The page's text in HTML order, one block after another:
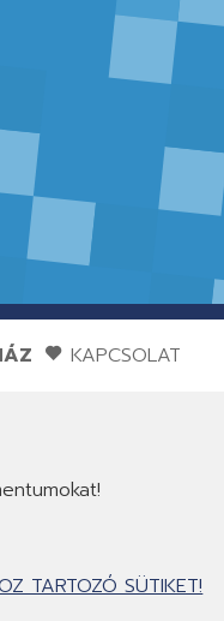
KAPCSOLAT
TARTOZÓ SÜTIKET!